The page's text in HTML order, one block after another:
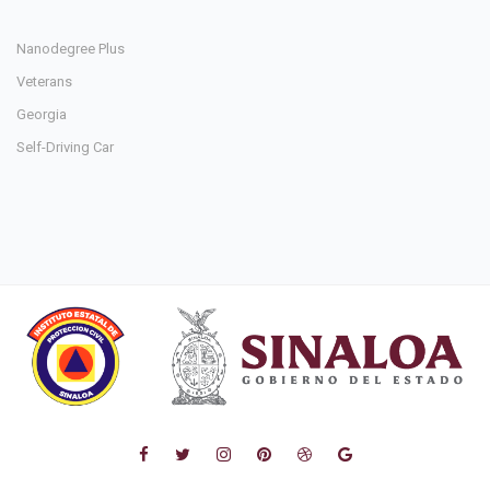
Nanodegree Plus
Veterans
Georgia
Self-Driving Car